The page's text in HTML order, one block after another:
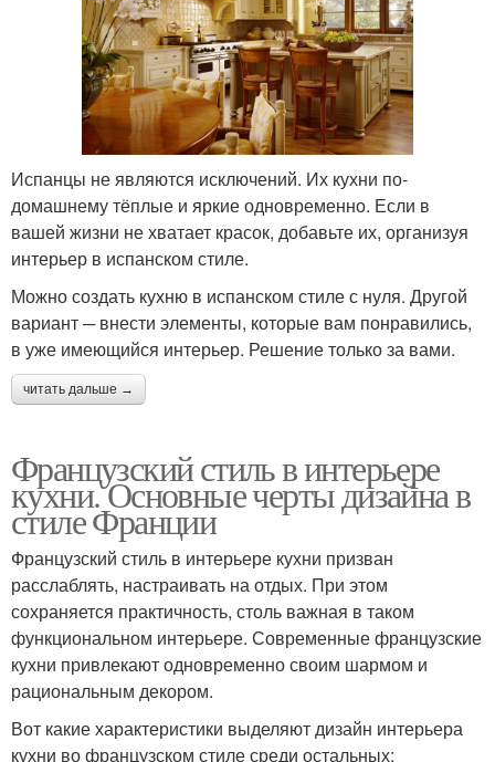
Испанцы не являются исключений. Их кухни по-
домашнему тёплые и яркие одновременно. Если в
вашей жизни не хватает красок, добавьте их, организуя
интерьер в испанском стиле.
Можно создать кухню в испанском стиле с нуля. Другой
вариант ─ внести элементы, которые вам понравились,
в уже имеющийся интерьер. Решение только за вами.
читать дальше →
Французский стиль в интерьере
кухни. Основные черты дизайна в
стиле Франции
Французский стиль в интерьере кухни призван
расслаблять, настраивать на отдых. При этом
сохраняется практичность, столь важная в таком
функциональном интерьере. Современные французские
кухни привлекают одновременно своим шармом и
рациональным декором.
Вот какие характеристики выделяют дизайн интерьера
кухни во французском стиле среди остальных: